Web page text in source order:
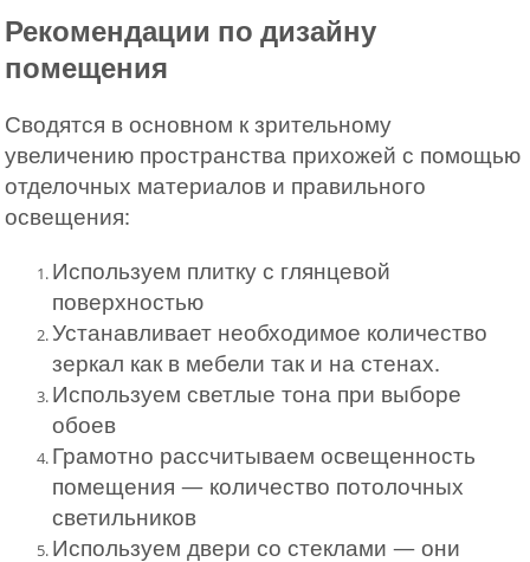
Рекомендации по дизайну
помещения
Сводятся в основном к зрительному
увеличению пространства прихожей с помощью
отделочных материалов и правильного
освещения:
Используем плитку с глянцевой
поверхностью
Устанавливает необходимое количество
зеркал как в мебели так и на стенах.
Используем светлые тона при выборе
обоев
Грамотно рассчитываем освещенность
помещения — количество потолочных
светильников
Используем двери со стеклами — они